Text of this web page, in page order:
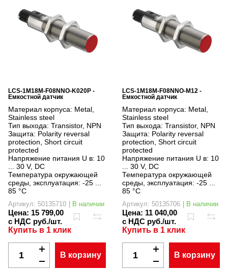
LCS-1M18M-F08NNO-K020P -
Емкостной датчик
Материал корпуса: Metal,
Stainless steel
Тип выхода: Transistor, NPN
Защита: Polarity reversal
protection, Short circuit
protected
Напряжение питания U в: 10
... 30 V, DC
Температура окружающей
среды, эксплуатация: -25 ...
85 °C
Артикул: 50135710 | В наличии
Цена: 15 799,00
с НДС руб./шт.
Купить в 1 клик
В корзину
LCS-1M18M-F08NNO-M12 -
Емкостной датчик
Материал корпуса: Metal,
Stainless steel
Тип выхода: Transistor, NPN
Защита: Polarity reversal
protection, Short circuit
protected
Напряжение питания U в: 10
... 30 V, DC
Температура окружающей
среды, эксплуатация: -25 ...
85 °C
Артикул: 50135706 | В наличии
Цена: 11 040,00
с НДС руб./шт.
Купить в 1 клик
В корзину